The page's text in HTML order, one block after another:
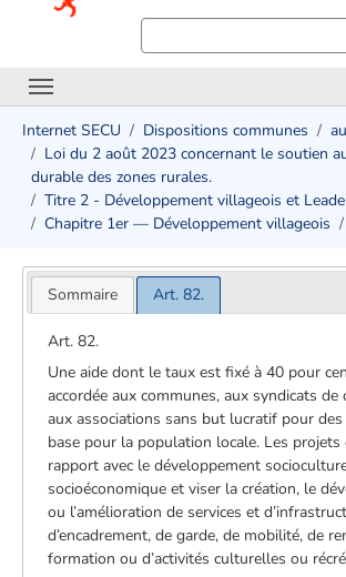
Internet SECU Dispositions communes
Loi du 2 août 2023 concernant le soutien
durable des zones rurales.
Titre 2 - Développement villageois et
Chapitre 1er — Développement villageois
Sommaire Art. 82.
Art. 82.
Une aide dont le taux est fixé à 40 pour
accordée aux communes, aux syndicats de
aux associations sans but lucratif pour des
base pour la population locale. Les projets
rapport avec le développement
socioéconomique et viser la création, le
ou l’amélioration de services et
d’encadrement, de garde, de mobilité, de
formation ou d’activités culturelles ou